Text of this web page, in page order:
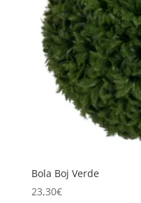
Bola Boj Verde
23,30€